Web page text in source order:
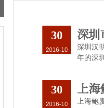
30
2016-10
深
深圳汉
年的深
30
2016-10
上
上海